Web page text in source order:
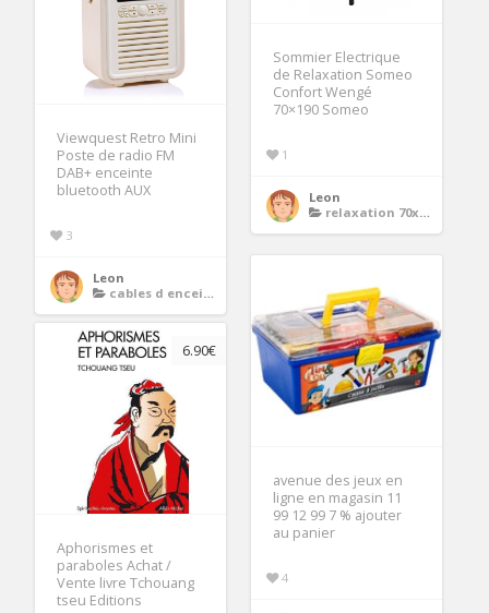
Sommier Electrique
de Relaxation Someo
Confort Wengé
70×190 Someo
1
Leon
relaxation 70x190
Viewquest Retro Mini
Poste de radio FM
DAB+ enceinte
bluetooth AUX
3
Leon
cables d enceintes
avenue des jeux en
ligne en magasin 11
99 12 99 7 % ajouter
au panier
4
6.90€
Aphorismes et
paraboles Achat /
Vente livre Tchouang
tseu Editions